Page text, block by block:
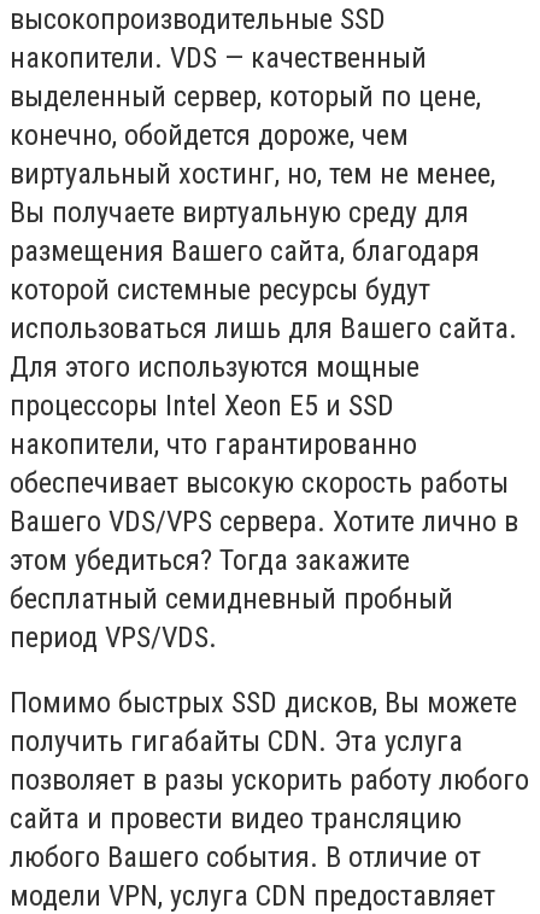
высокопроизводительные SSD
накопители. VDS — качественный
выделенный сервер, который по цене,
конечно, обойдется дороже, чем
виртуальный хостинг, но, тем не менее,
Вы получаете виртуальную среду для
размещения Вашего сайта, благодаря
которой системные ресурсы будут
использоваться лишь для Вашего сайта.
Для этого используются мощные
процессоры Intel Xeon E5 и SSD
накопители, что гарантированно
обеспечивает высокую скорость работы
Вашего VDS/VPS сервера. Хотите лично в
этом убедиться? Тогда закажите
бесплатный семидневный пробный
период VPS/VDS.
Помимо быстрых SSD дисков, Вы можете
получить гигабайты CDN. Эта услуга
позволяет в разы ускорить работу любого
сайта и провести видео трансляцию
любого Вашего события. В отличие от
модели VPN, услуга CDN предоставляет